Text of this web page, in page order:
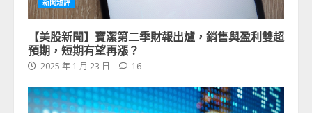
【美股新聞】寶潔第二季財報出爐，銷售與盈利雙超
預期，短期有望再漲？
2025 年 1 月 23 日 16